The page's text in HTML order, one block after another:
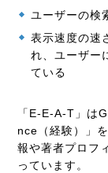
ユーザーの検
表示速度の速
れ、ユーザー
ている
「E-E-A-T」は
nce（経験）」
報や著者プロフ
っています。